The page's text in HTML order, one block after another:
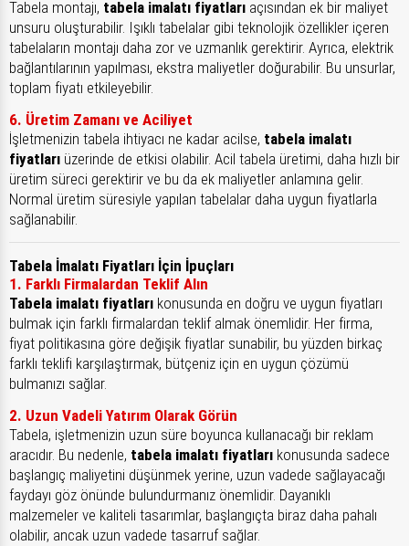
Tabela montajı, tabela imalatı fiyatları açısından ek bir maliyet
unsuru oluşturabilir. Işıklı tabelalar gibi teknolojik özellikler içeren
tabelaların montajı daha zor ve uzmanlık gerektirir. Ayrıca, elektrik
bağlantılarının yapılması, ekstra maliyetler doğurabilir. Bu unsurlar,
toplam fiyatı etkileyebilir.
6. Üretim Zamanı ve Aciliyet
İşletmenizin tabela ihtiyacı ne kadar acilse, tabela imalatı
fiyatları üzerinde de etkisi olabilir. Acil tabela üretimi, daha hızlı bir
üretim süreci gerektirir ve bu da ek maliyetler anlamına gelir.
Normal üretim süresiyle yapılan tabelalar daha uygun fiyatlarla
sağlanabilir.
Tabela İmalatı Fiyatları İçin İpuçları
1. Farklı Firmalardan Teklif Alın
Tabela imalatı fiyatları konusunda en doğru ve uygun fiyatları
bulmak için farklı firmalardan teklif almak önemlidir. Her firma,
fiyat politikasına göre değişik fiyatlar sunabilir, bu yüzden birkaç
farklı teklifi karşılaştırmak, bütçeniz için en uygun çözümü
bulmanızı sağlar.
2. Uzun Vadeli Yatırım Olarak Görün
Tabela, işletmenizin uzun süre boyunca kullanacağı bir reklam
aracıdır. Bu nedenle, tabela imalatı fiyatları konusunda sadece
başlangıç maliyetini düşünmek yerine, uzun vadede sağlayacağı
faydayı göz önünde bulundurmanız önemlidir. Dayanıklı
malzemeler ve kaliteli tasarımlar, başlangıçta biraz daha pahalı
olabilir, ancak uzun vadede tasarruf sağlar.